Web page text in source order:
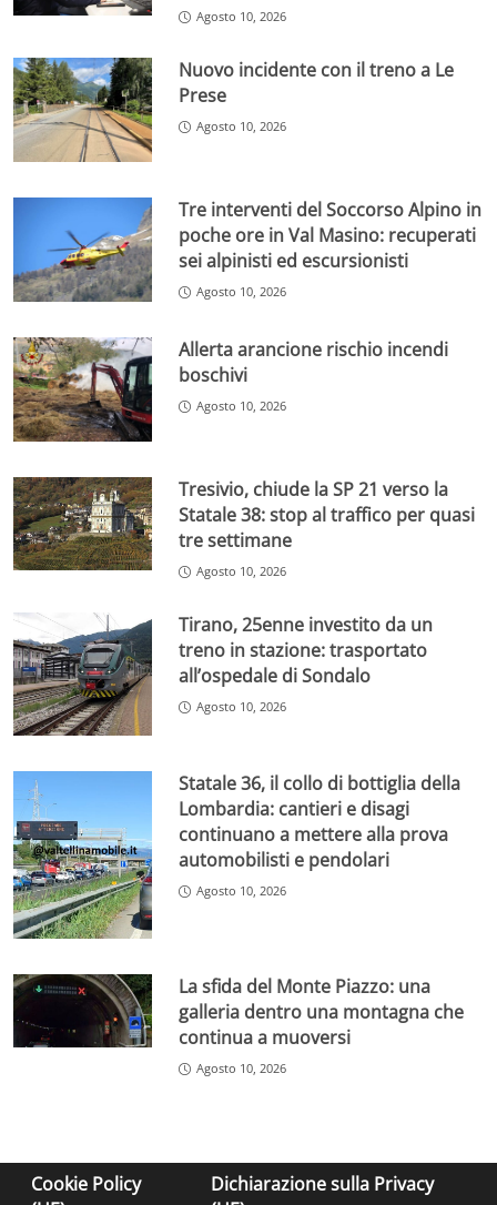
Agosto 10, 2026
Nuovo incidente con il treno a Le
Prese
Agosto 10, 2026
Tre interventi del Soccorso Alpino in
poche ore in Val Masino: recuperati
sei alpinisti ed escursionisti
Agosto 10, 2026
Allerta arancione rischio incendi
boschivi
Agosto 10, 2026
Tresivio, chiude la SP 21 verso la
Statale 38: stop al traffico per quasi
tre settimane
Agosto 10, 2026
Tirano, 25enne investito da un
treno in stazione: trasportato
all’ospedale di Sondalo
Agosto 10, 2026
Statale 36, il collo di bottiglia della
Lombardia: cantieri e disagi
continuano a mettere alla prova
automobilisti e pendolari
Agosto 10, 2026
La sfida del Monte Piazzo: una
galleria dentro una montagna che
continua a muoversi
Agosto 10, 2026
Cookie Policy
Dichiarazione sulla Privacy